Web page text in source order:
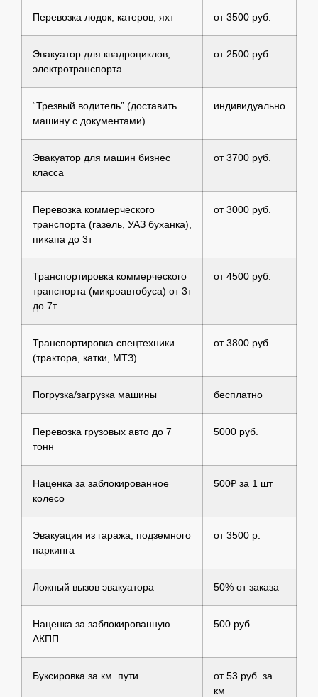
Перевозка лодок, катеров, яхт от 3500 руб.
Эвакуатор для квадроциклов,
электротранспорта
от 2500 руб.
“Трезвый водитель” (доставить
машину с документами)
индивидуально
Эвакуатор для машин бизнес
класса
от 3700 руб.
Перевозка коммерческого
транспорта (газель, УАЗ буханка),
пикапа до 3т
от 3000 руб.
Транспортировка коммерческого
транспорта (микроавтобуса) от 3т
до 7т
от 4500 руб.
Транспортировка спецтехники
(трактора, катки, МТЗ)
от 3800 руб.
Погрузка/загрузка машины бесплатно
Перевозка грузовых авто до 7
тонн
5000 руб.
Наценка за заблокированное
колесо
500₽ за 1 шт
Эвакуация из гаража, подземного
паркинга
от 3500 р.
Ложный вызов эвакуатора 50% от заказа
Наценка за заблокированную
АКПП
500 руб.
Буксировка за км. пути
от 53 руб. за
км